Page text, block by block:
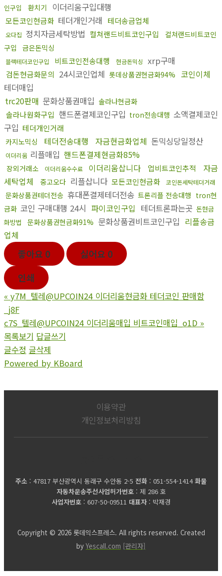
인구입
환치기 이더리움구입대행
모든코인현금화 테더개인거래 테더송금업체
오다집 정치자금세탁방법 컬쳐랜드비트코인구입
컬쳐랜드비트코인
구입
금은돈믹싱
블랙테더코인구입 비트코인전송대행 현금돈믹싱 xrp구매
검돈현금화문의 24시코인업체 롯데상품권현금화94% 코인이체
테더매입
trc20판매 문화상품권매입 솔라나현금화
솔라나원화구입 핸드폰결제코인구입 tron전송대행 소액결제코인
구입 테더개인거래
카지노믹싱 테더전송대행 자금현금화업체 돈믹싱당일정산
이더리움 리플매입 핸드폰결제현금화85%
장외거래소 이더리움수수료 이더리움삽니다 업비트코인추적
자금
세탁업체
중고오다 리플삽니다 모든코인현금화 코인돈세탁테더거래
문화상품권테더전송 휴대폰결제테더전송 트론리플 전송대행 tron현
금화 코인 구매대행 24시 파이코인구입 테더트론파는곳 돈현금
화방법
문화상품권현금화91% 문화상품권비트코인구입 리플송금
업체
좋아요 0 싫어요 0
인쇄
« y7M_텔레@UPCOIN24 이더리움현금화 테더코인 판매함
_j8F
c7S_텔레@UPCOIN24 이더리움매입 비트코인매입_o1D »
목록보기 답글쓰기
글수정 글삭제
Powered by KBoard
이용약관
개인정보처리방침
주소 : 47817 부산광역시 동래구 수안동 2-5 전화 : 051-554-1414화물
자동차운송주선사업허가번호 : 제 286 호
사업자번호 : 607-50-09511 대표자 : 박재경
Copyright © 2026 롯데익스프레스. All rights reserved. Created
by Yescall.com [관리자]